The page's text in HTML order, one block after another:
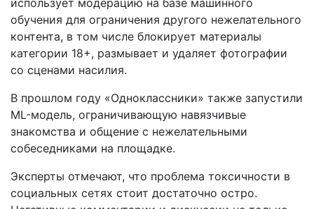
обучения для ограничения другого нежелательного
контента, в том числе блокирует материалы
категории 18+, размывает и удаляет фотографии
со сценами насилия.
В прошлом году «Одноклассники» также запустили
ML-модель, ограничивающую навязчивые
знакомства и общение с нежелательными
собеседниками на площадке.
Эксперты отмечают, что проблема токсичности в
социальных сетях стоит достаточно остро.